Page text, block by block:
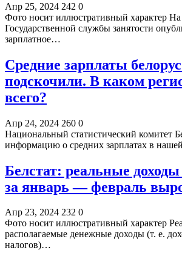
Апр 25, 2024 242 0
Фото носит иллюстративный характер На
Государственной службы занятости
зарплатное…
Средние зарплаты
подскочили. В каком
всего?
Апр 24, 2024 260 0
Национальный статистический комитет
информацию о средних зарплатах в
Белстат: реальные
за январь — февраль
Апр 23, 2024 232 0
Фото носит иллюстративный характер
располагаемые денежные доходы (т. е.
налогов)…